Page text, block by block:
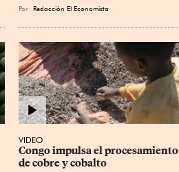
Por Redacción El Economista
VIDEO
Congo impulsa el procesamiento
de cobre y cobalto